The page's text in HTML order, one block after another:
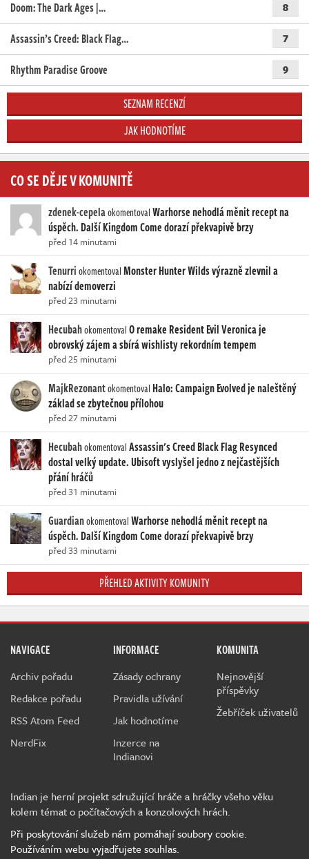
Doom: The Dark Ages |… 8
Assassin’s Creed: Black Flag… 7
Rhythm Paradise Groove 9
SEZNAM RECENZÍ
JAK HODNOTÍME
CO SE DĚJE V KOMUNITĚ
zdenek-cepelaokomentovalWarhorse nehodlá měnit recept na
úspěch. Další Kingdom Come dorazí překvapivě brzy
před 14 minutami
TenurriokomentovalMonster Hunter Wilds výrazně zlevnil a
nabízí demoverzi
před 23 minutami
HecubahokomentovalO remake Resident Evil Veronica je
obrovský zájem a sbírá wishlisty rekordním tempem
před 25 minutami
MajkRezonantokomentoval Halo: Campaign Evolved je naleštěný
základ se zbytečnou přílohou
před 27 minutami
HecubahokomentovalAssassin's Creed Black Flag Resynced
dostal velký update. Ubisoft vyslyšel jedno z nejčastějších
přání hráčů
před 31 minutami
GuardianokomentovalWarhorse nehodlá měnit recept na
úspěch. Další Kingdom Come dorazí překvapivě brzy
před 33 minutami
PŘEHLED AKTIVITY KOMUNITY
NAVIGACE
Archiv pořadu
Redakce pořadu
RSS Atom Feed
NerdFix
INFORMACE
Zásady ochrany
Pravidla užívání
Jak hodnotíme
Inzerce na
Indianovi
KOMUNITA
Nejnovější
příspěvky
Žebříček uživatelů
Indian je herní projekt sdružující hráče a hráčky všeho věku
kolem témat o počítačových a konzolových hrách.
Při poskytování služeb nám pomáhají soubory cookie.
Používáním webu vyjadřujete souhlas.